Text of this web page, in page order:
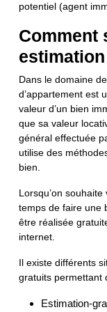
potentiel (agent
Comment
estimation
Dans le domaine
d’appartement est
valeur d’un bien
que sa valeur
général effectuée
utilise des
bien.
Lorsqu’on
temps de faire une
être réalisée
internet.
Il existe différents
gratuits permettant
Estimation-